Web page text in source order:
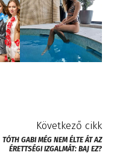
Következő cikk
TÓTH GABI MÉG NEM ÉLTE ÁT AZ
ÉRETTSÉGI IZGALMÁT: BAJ EZ?